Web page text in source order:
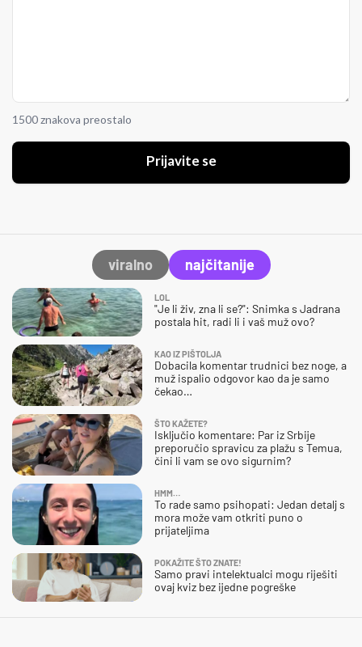
1500 znakova preostalo
Prijavite se
viralno najčitanije
LOL
"Je li živ, zna li se?": Snimka s Jadrana
postala hit, radi li i vaš muž ovo?
KAO IZ PIŠTOLJA
Dobacila komentar trudnici bez noge, a
muž ispalio odgovor kao da je samo
čekao…
ŠTO KAŽETE?
Isključio komentare: Par iz Srbije
preporučio spravicu za plažu s Temua,
čini li vam se ovo sigurnim?
HMM…
To rade samo psihopati: Jedan detalj s
mora može vam otkriti puno o
prijateljima
POKAŽITE ŠTO ZNATE!
Samo pravi intelektualci mogu riješiti
ovaj kviz bez ijedne pogreške